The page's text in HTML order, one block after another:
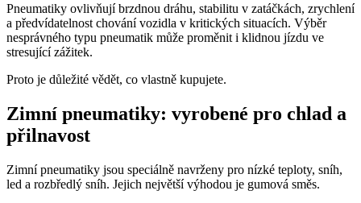
Pneumatiky ovlivňují brzdnou dráhu, stabilitu v zatáčkách, zrychlení
a předvídatelnost chování vozidla v kritických situacích. Výběr
nesprávného typu pneumatik může proměnit i klidnou jízdu ve
stresující zážitek.
Proto je důležité vědět, co vlastně kupujete.
Zimní pneumatiky: vyrobené pro chlad a
přilnavost
Zimní pneumatiky jsou speciálně navrženy pro nízké teploty, sníh,
led a rozbředlý sníh. Jejich největší výhodou je gumová směs.